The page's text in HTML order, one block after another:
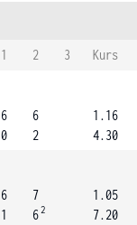
1 2 3
Kurs
6
0
6
2
1.16
4.30
6
1
7
62
1.05
7.20